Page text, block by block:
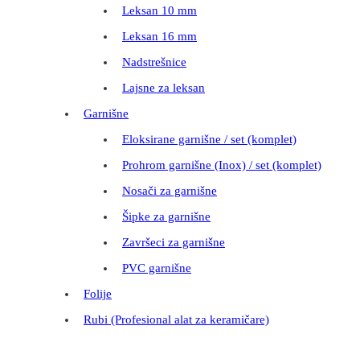
Leksan 10 mm
Leksan 16 mm
Nadstrešnice
Lajsne za leksan
Garnišne
Eloksirane garnišne / set (komplet)
Prohrom garnišne (Inox) / set (komplet)
Nosači za garnišne
Šipke za garnišne
Završeci za garnišne
PVC garnišne
Folije
Rubi (Profesional alat za keramičare)